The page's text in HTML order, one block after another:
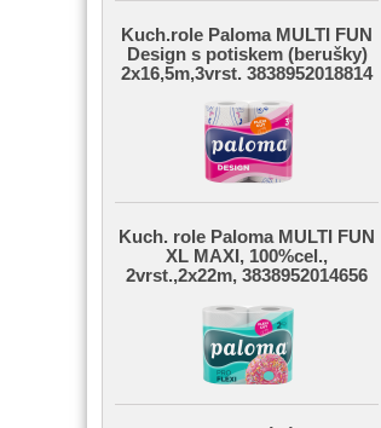
Kuch.role Paloma MULTI FUN
Design s potiskem (berušky)
2x16,5m,3vrst. 3838952018814
Kuch. role Paloma MULTI FUN
XL MAXI, 100%cel.,
2vrst.,2x22m, 3838952014656